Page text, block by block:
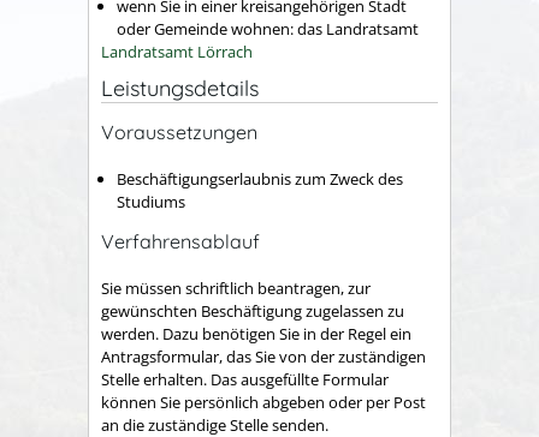
wenn Sie in einer kreisangehörigen Stadt
oder Gemeinde wohnen: das Landratsamt
Landratsamt Lörrach
Leistungsdetails
Voraussetzungen
Beschäftigungserlaubnis zum Zweck des
Studiums
Verfahrensablauf
Sie müssen schriftlich beantragen, zur
gewünschten Beschäftigung zugelassen zu
werden. Dazu benötigen Sie in der Regel ein
Antragsformular, das Sie von der zuständigen
Stelle erhalten. Das ausgefüllte Formular
können Sie persönlich abgeben oder per Post
an die zuständige Stelle senden.